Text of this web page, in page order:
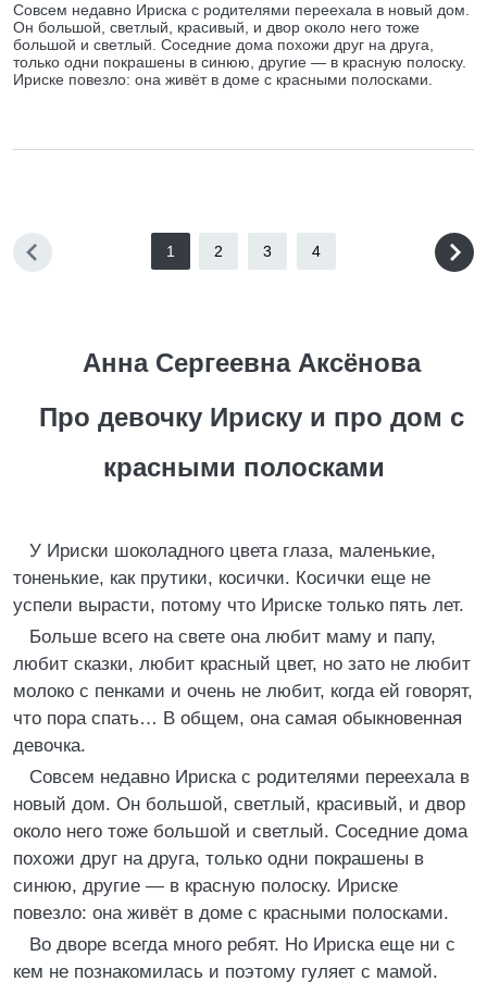
Совсем недавно Ириска с родителями переехала в новый дом.
Он большой, светлый, красивый, и двор около него тоже
большой и светлый. Соседние дома похожи друг на друга,
только одни покрашены в синюю, другие — в красную полоску.
Ириске повезло: она живёт в доме с красными полосками.
1 2 3 4
Анна Сергеевна Аксёнова
Про девочку Ириску и про дом с
красными полосками
У Ириски шоколадного цвета глаза, маленькие,
тоненькие, как прутики, косички. Косички еще не
успели вырасти, потому что Ириске только пять лет.
Больше всего на свете она любит маму и папу,
любит сказки, любит красный цвет, но зато не любит
молоко с пенками и очень не любит, когда ей говорят,
что пора спать… В общем, она самая обыкновенная
девочка.
Совсем недавно Ириска с родителями переехала в
новый дом. Он большой, светлый, красивый, и двор
около него тоже большой и светлый. Соседние дома
похожи друг на друга, только одни покрашены в
синюю, другие — в красную полоску. Ириске
повезло: она живёт в доме с красными полосками.
Во дворе всегда много ребят. Но Ириска еще ни с
кем не познакомилась и поэтому гуляет с мамой.